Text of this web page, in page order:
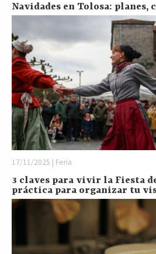
Navidades en Tolosa:
17/11/2025 | Feria
3 claves para vivir la Fiesta
práctica para organizar tu